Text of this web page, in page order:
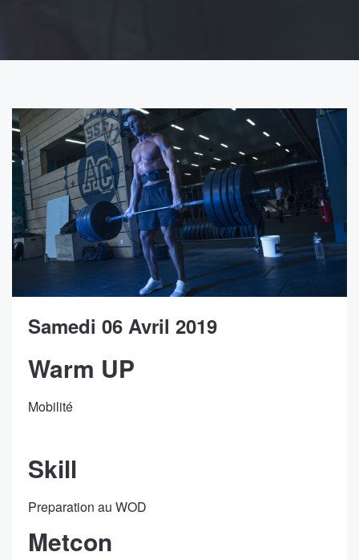
Samedi 06 Avril 2019
Warm UP
Mobilité
Skill
Preparation au WOD
Metcon